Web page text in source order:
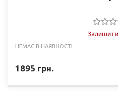
Залишити
НЕМАЄ В НАЯВНОСТІ
1895 грн.